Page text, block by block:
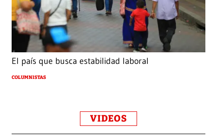
El país que busca estabilidad laboral
COLUMNISTAS
VIDEOS